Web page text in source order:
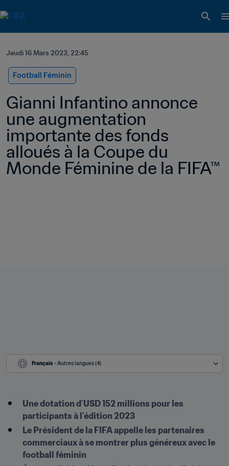
Jeudi 16 Mars 2023, 22:45
Football Féminin
Gianni Infantino annonce
une augmentation
importante des fonds
alloués à la Coupe du
Monde Féminine de la FIFA™
Français - Autres langues (4)
Une dotation d’USD 152 millions pour les
participants à l’édition 2023
Le Président de la FIFA appelle les partenaires
commerciaux à se montrer plus généreux avec le
football féminin